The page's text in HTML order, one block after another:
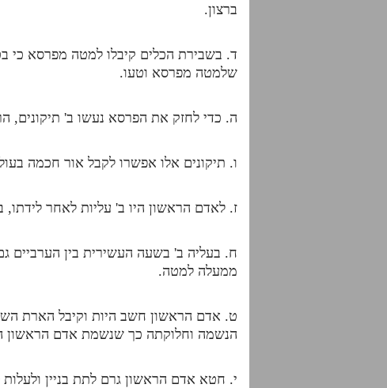
ברצון.
ד. בשבירת הכלים קיבלו למטה מפרסא כי
שלמטה מפרסא וטעו.
ה. כדי לחזק את הפרסא נעשו ב' תיקונים,
ו. תיקונים אלו אפשרו לקבל אור חכמה
ז. לאדם הראשון היו ב' עליות לאחר לידתו,
ח. בעליה ב' בשעה העשירית בין הערביים
ממעלה למטה.
ט. אדם הראשון חשב היות וקיבל הארת
הנשמה וחלוקתה כך שנשמת אדם הראשון
י. חטא אדם הראשון גרם לתת בניין